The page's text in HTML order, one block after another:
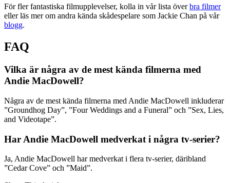
För fler fantastiska filmupplevelser, kolla in vår lista överbra filmer
eller läs mer om andra kända skådespelare som Jackie Chan på vår
blogg.
FAQ
Vilka är några av de mest kända filmerna med
Andie MacDowell?
Några av de mest kända filmerna med Andie MacDowell inkluderar
”Groundhog Day”, ”Four Weddings and a Funeral” och ”Sex, Lies,
and Videotape”.
Har Andie MacDowell medverkat i några tv-serier?
Ja, Andie MacDowell har medverkat i flera tv-serier, däribland
”Cedar Cove” och ”Maid”.